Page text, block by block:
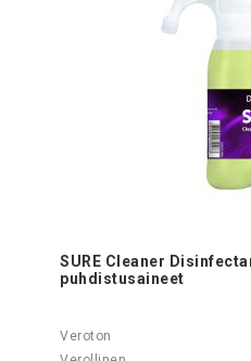
SURE Cleaner
puhdistusaineet